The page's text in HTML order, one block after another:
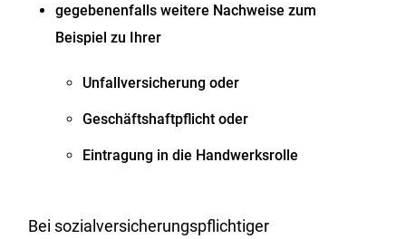
gegebenenfalls weitere Nachweise zum
Beispiel zu Ihrer
Unfallversicherung oder
Geschäftshaftpflicht oder
Eintragung in die Handwerksrolle
Bei sozialversicherungspflichtiger